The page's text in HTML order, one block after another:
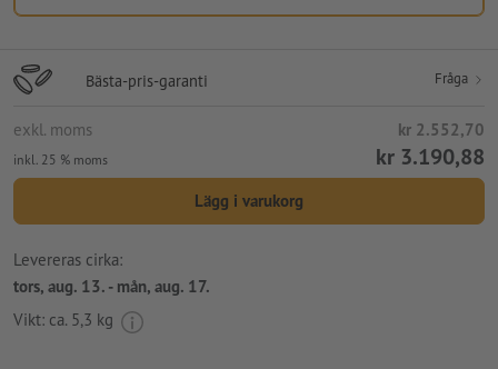
Bästa-pris-garanti Fråga
exkl. moms kr 2.552,70
inkl. 25 % moms kr 3.190,88
Lägg i varukorg
Levereras cirka:
tors, aug. 13. - mån, aug. 17.
Vikt: ca. 5,3 kg